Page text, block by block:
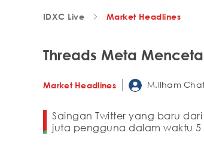
IDXC Live Market Headlines
Threads Meta
Market Headlines M.Ilham
Saingan Twitter yang baru
juta pengguna dalam waktu